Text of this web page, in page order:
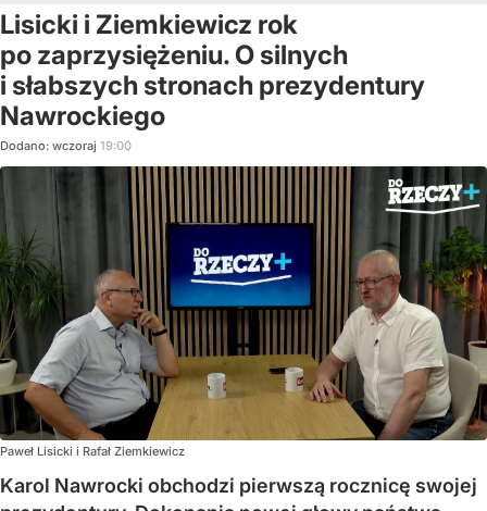
Lisicki i Ziemkiewicz rok
po zaprzysiężeniu. O silnych
i słabszych stronach prezydentury
Nawrockiego
Dodano: wczoraj 19:00
Paweł Lisicki i Rafał Ziemkiewicz
Karol Nawrocki obchodzi pierwszą rocznicę swojej